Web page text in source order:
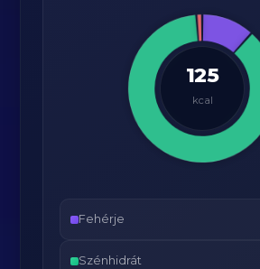
125
kcal
Fehérje
Szénhidrát